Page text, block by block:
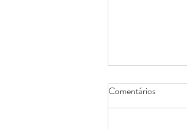
Comentários